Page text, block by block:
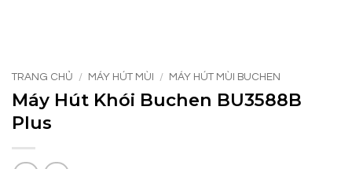
TRANG CHỦ / MÁY HÚT MÙI / MÁY HÚT MÙI BUCHEN
Máy Hút Khói Buchen BU3588B
Plus